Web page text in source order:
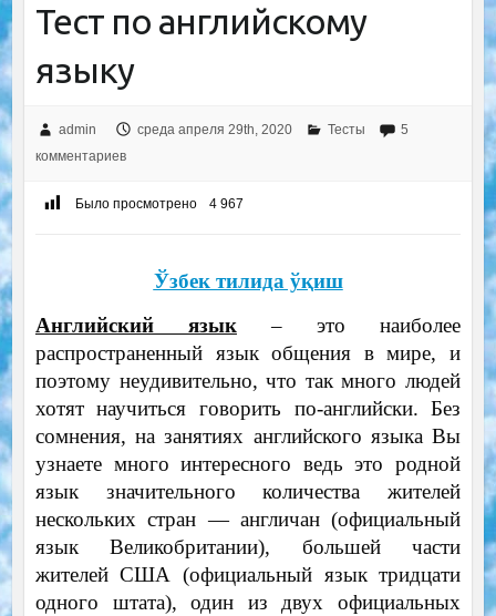
Тест по английскому
языку
admin среда апреля 29th, 2020 Тесты
5
комментариев
Было просмотрено 4 967
Ўзбек тилида ўқиш
Английский язык– это наиболее
распространенный язык общения в мире, и
поэтому неудивительно, что так много людей
хотят научиться говорить по-английски. Без
сомнения, на занятиях английского языка Вы
узнаете много интересного ведь это родной
язык значительного количества жителей
нескольких стран — англичан (официальный
язык Великобритании), большей части
жителей США (официальный язык тридцати
одного штата), один из двух официальных